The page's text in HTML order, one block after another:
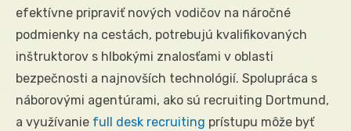
efektívne pripraviť nových vodičov na náročné
podmienky na cestách, potrebujú kvalifikovaných
inštruktorov s hlbokými znalosťami v oblasti
bezpečnosti a najnovších technológií. Spolupráca s
náborovými agentúrami, ako sú recruiting Dortmund,
a využívanie full desk recruiting prístupu môže byť